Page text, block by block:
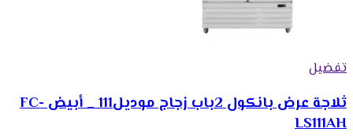
تفضيل
ثلاجة عرض بانكول 2باب زجاج موديل111 _ أبيض FC-
LS111AH